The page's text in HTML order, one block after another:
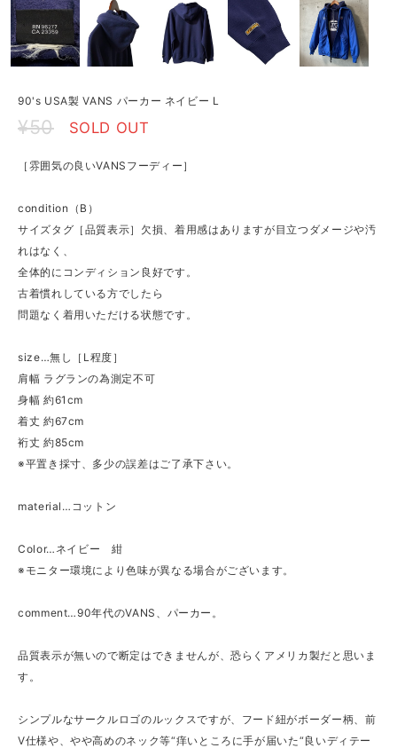
90's USA製 VANS パーカー ネイビー L
¥50 SOLD OUT
［雰囲気の良いVANSフーディー］
condition（B）
サイズタグ［品質表示］欠損、着用感はありますが目立つダメージや汚
れはなく、
全体的にコンディション良好です。
古着慣れしている方でしたら
問題なく着用いただける状態です。
size…無し［L程度］
肩幅 ラグランの為測定不可
身幅 約61cm
着丈 約67cm
裄丈 約85cm
※平置き採寸、多少の誤差はご了承下さい。
material…コットン
Color…ネイビー 紺
※モニター環境により色味が異なる場合がございます。
comment…90年代のVANS、パーカー。
品質表示が無いので断定はできませんが、恐らくアメリカ製だと思いま
す。
シンプルなサークルロゴのルックスですが、フード紐がボーダー柄、前
V仕様や、やや高めのネック等“痒いところに手が届いた“良いディテー